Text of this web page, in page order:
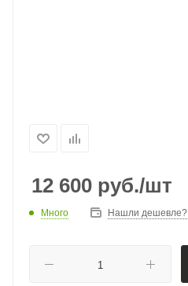
12 600 руб./шт
Много Нашли дешевле?